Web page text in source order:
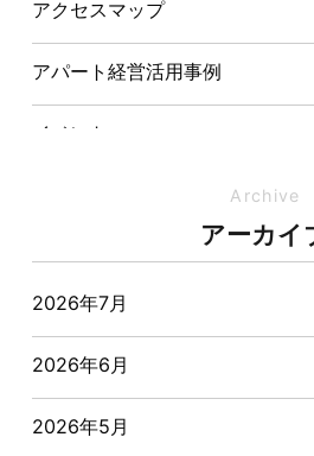
アクセスマップ
アパート経営活用事例
イベント
オーナー様からの質問
おすすめ物件
お客様インタビュー
お客様の声
Archive
アーカイ
2026年7月
2026年6月
2026年5月